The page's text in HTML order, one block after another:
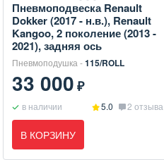
Пневмоподвеска Renault
Dokker (2017 - н.в.), Renault
Kangoo, 2 поколение (2013 -
2021), задняя ось
Пневмоподушка -115/ROLL
33 000₽
в наличии 5.0 2 отзыва
В КОРЗИНУ